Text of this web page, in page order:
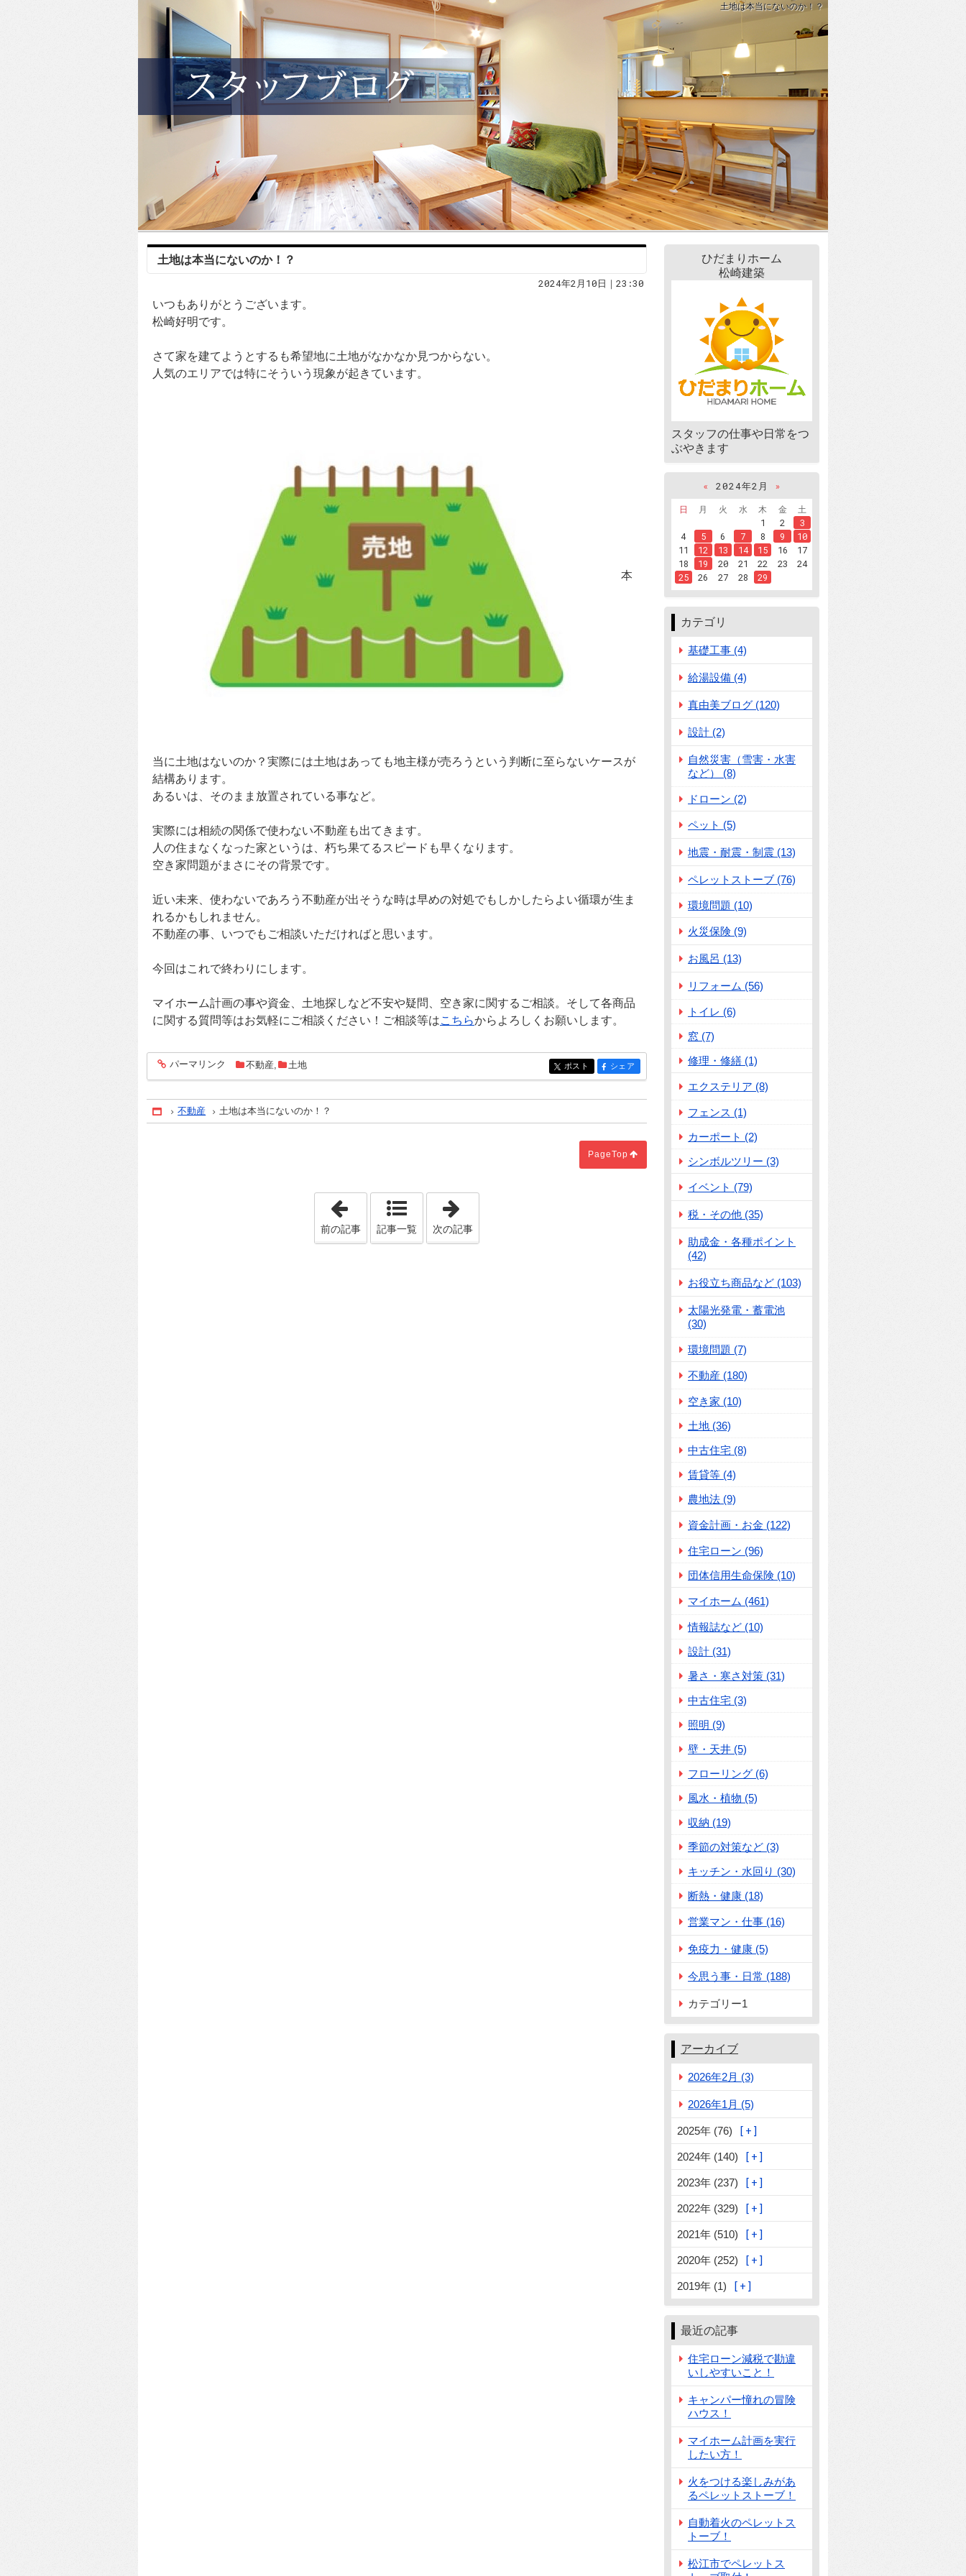
土地は本当にないのか！？
土地は本当にないのか！？
2024年2月10日｜23:30
いつもありがとうございます。
松崎好明です。
さて家を建てようとするも希望地に土地がなかなか見つからない。
人気のエリアでは特にそういう現象が起きています。
本
当に土地はないのか？実際には土地はあっても地主様が売ろうという判断に至らないケースが
結構あります。
あるいは、そのまま放置されている事など。
実際には相続の関係で使わない不動産も出てきます。
人の住まなくなった家というは、朽ち果てるスピードも早くなります。
空き家問題がまさにその背景です。
近い未来、使わないであろう不動産が出そうな時は早めの対処でもしかしたらよい循環が生ま
れるかもしれません。
不動産の事、いつでもご相談いただければと思います。
今回はこれで終わりにします。
マイホーム計画の事や資金、土地探しなど不安や疑問、空き家に関するご相談。そして各商品
に関する質問等はお気軽にご相談ください！ご相談等はこちらからよろしくお願いします。
entry1692
パーマリンク 不動産 土地 entry1692
ポスト entry1692
シェア
Home
不動産 土地は本当にないのか！？
PageTop
「猫も暖を取るペレットストーブ」
前の記事 記事一覧 次の記事
ひだまりホーム
松崎建築
スタッフの仕事や日常をつ
ぶやきます
« 2024年2月
»
日
月 火 水 木 金
土
1
2
3
4
5 6 7 8 9
10
11
12 13 14 15 16
17
18
19 20 21 22 23
24
25
26 27 28 29
カテゴリ
基礎工事 (4)
給湯設備 (4)
真由美ブログ (120)
設計 (2)
自然災害（雪害・水害
など） (8)
ドローン (2)
ペット (5)
地震・耐震・制震 (13)
ペレットストーブ (76)
環境問題 (10)
火災保険 (9)
お風呂 (13)
リフォーム (56)
トイレ (6)
窓 (7)
修理・修繕 (1)
エクステリア (8)
フェンス (1)
カーポート (2)
シンボルツリー (3)
イベント (79)
税・その他 (35)
助成金・各種ポイント
(42)
お役立ち商品など (103)
太陽光発電・蓄電池
(30)
環境問題 (7)
不動産 (180)
空き家 (10)
土地 (36)
中古住宅 (8)
賃貸等 (4)
農地法 (9)
資金計画・お金 (122)
住宅ローン (96)
団体信用生命保険 (10)
マイホーム (461)
情報誌など (10)
設計 (31)
暑さ・寒さ対策 (31)
中古住宅 (3)
照明 (9)
壁・天井 (5)
フローリング (6)
風水・植物 (5)
収納 (19)
季節の対策など (3)
キッチン・水回り (30)
断熱・健康 (18)
営業マン・仕事 (16)
免疫力・健康 (5)
今思う事・日常 (188)
カテゴリー1
アーカイブ
2026年2月 (3)
2026年1月 (5)
2025年 (76)
2024年 (140)
2023年 (237)
2022年 (329)
2021年 (510)
2020年 (252)
2019年 (1)
最近の記事
住宅ローン減税で勘違
いしやすいこと！
キャンパー憧れの冒険
ハウス！
マイホーム計画を実行
したい方！
火をつける楽しみがあ
るペレットストーブ！
自動着火のペレットス
トーブ！
松江市でペレットス